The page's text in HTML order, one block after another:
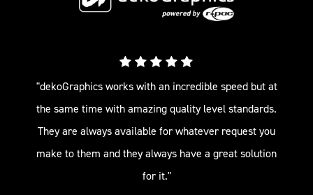
"dekoGraphics works with an incredible speed but at
the same time with amazing quality level standards.
They are always available for whatever request you
make to them and they always have a great solution
for it."